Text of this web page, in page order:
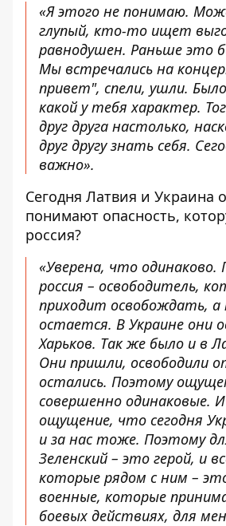
«Я этого не понимаю.
глупый, кто-то ищет
равнодушен. Раньше это
Мы встречались на
привет", спели, ушли.
какой у тебя характер.
друг друга настолько,
друг другу знать себя.
важно».
Сегодня Латвия и Украина
понимают опасность,
россия?
«Уверена, что
россия – освободитель,
приходит освобождать,
остается. В Украине они
Харьков. Так же было и в
Они пришли, освободили
остались. Поэтому
совершенно одинаковые.
ощущение, что сегодня
и за нас тоже. Поэтому
Зеленский – это герой, и
которые рядом с ним –
военные, которые
боевых действиях, для